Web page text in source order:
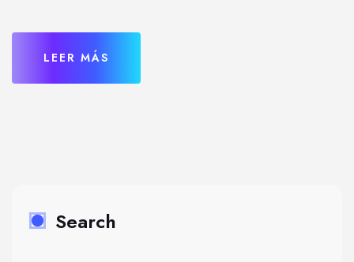
LEER MÁS
Search